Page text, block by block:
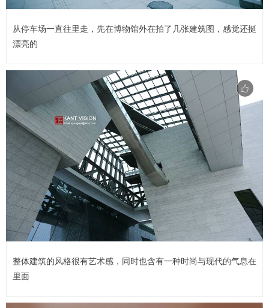
从停车场一直往里走，先在博物馆外在拍了几张建筑图，感觉还挺
漂亮的
整体建筑的风格很有艺术感，同时也含有一种时尚与现代的气息在
里面